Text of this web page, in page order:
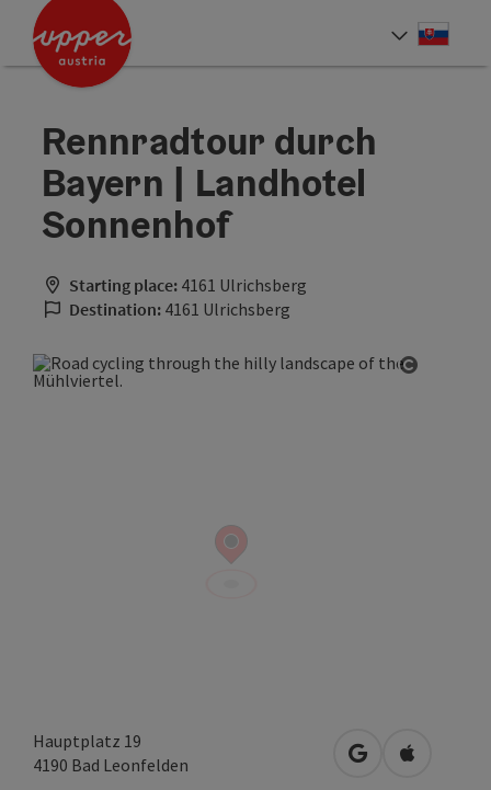
Accesskey
Accesskey
Rennradtour durch
Bayern | Landhotel
Sonnenhof
Starting place: 4161 Ulrichsberg
Destination: 4161 Ulrichsberg
Hauptplatz 19
4190 Bad Leonfelden open in Google
Open in